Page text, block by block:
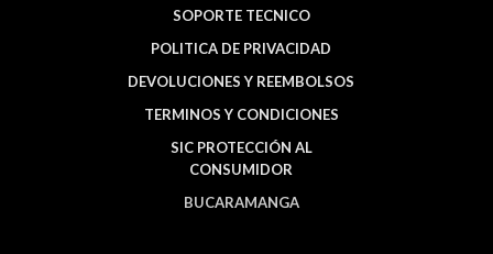
SOPORTE TECNICO
POLITICA DE PRIVACIDAD
DEVOLUCIONES Y REEMBOLSOS
TERMINOS Y CONDICIONES
SIC PROTECCIÓN AL
CONSUMIDOR
BUCARAMANGA